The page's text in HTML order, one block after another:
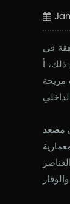
في
أ
مصعد